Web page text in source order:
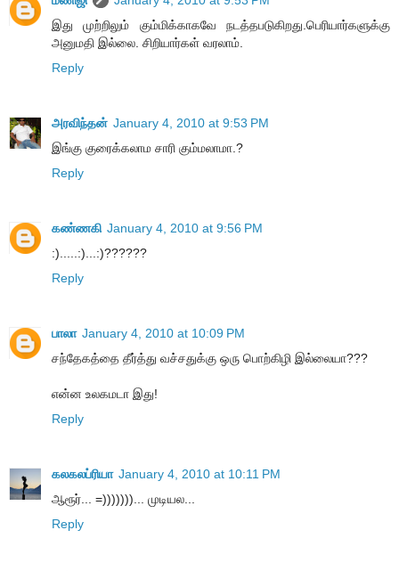
இது முற்றிலும் கும்மிக்காகவே நடத்தபடுகிறது.பெரியார்களுக்கு
அனுமதி இல்லை. சிறியார்கள் வரலாம்.
Reply
அரவிந்தன் January 4, 2010 at 9:53 PM
இங்கு குரைக்கலாம சாரி கும்மலாமா.?
Reply
கண்ணகி January 4, 2010 at 9:56 PM
:).....:)...:)??????
Reply
பாலா January 4, 2010 at 10:09 PM
சந்தேகத்தை தீர்த்து வச்சதுக்கு ஒரு பொற்கிழி இல்லையா???
என்ன உலகமடா இது!
Reply
கலகலப்ரியா January 4, 2010 at 10:11 PM
ஆரூர்... =)))))))... முடியல...
Reply